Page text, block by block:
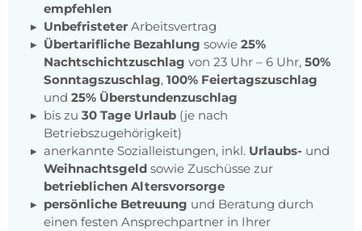
empfehlen
Unbefristeter Arbeitsvertrag
Übertarifliche Bezahlung sowie 25%
Nachtschichtzuschlag von 23 Uhr – 6 Uhr, 50%
Sonntagszuschlag, 100% Feiertagszuschlag
und 25% Überstundenzuschlag
bis zu 30 Tage Urlaub (je nach
Betriebszugehörigkeit)
anerkannte Sozialleistungen, inkl. Urlaubs- und
Weihnachtsgeld sowie Zuschüsse zur
betrieblichen Altersvorsorge
persönliche Betreuung und Beratung durch
einen festen Ansprechpartner in Ihrer